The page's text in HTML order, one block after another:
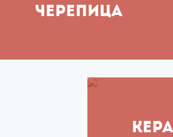
ЧЕРЕПИЦА